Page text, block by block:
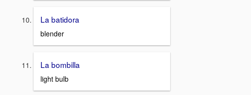
La batidora
blender
La bombilla
light bulb